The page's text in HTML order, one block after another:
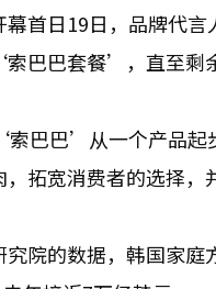
首日19日，品牌代
巴巴套餐’，直至剩
巴巴’从一个产品起
拓宽消费者的选择
院的数据，韩国家